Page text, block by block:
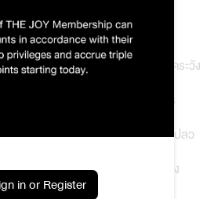
อกเท่านั้น ห้ามรับประทาน และระมัดระวัง
ต่ำกว่า 12 ปี เพราะอาจทำให้เกิดการ
ลวไฟ และต้องวางขวดสเปรย์ให้ห่างเปลว
มีแผล เพื่อหลีกเลี่ยงอาการแพ้ที่ไม่พึง
in or Register